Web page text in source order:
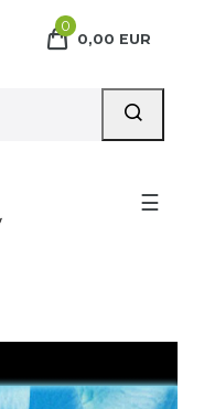
0
0,00 EUR
☰